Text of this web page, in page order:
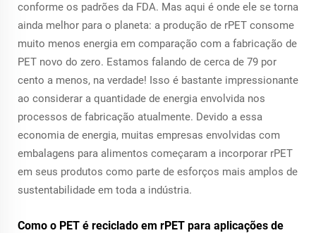
conforme os padrões da FDA. Mas aqui é onde ele se torna
ainda melhor para o planeta: a produção de rPET consome
muito menos energia em comparação com a fabricação de
PET novo do zero. Estamos falando de cerca de 79 por
cento a menos, na verdade! Isso é bastante impressionante
ao considerar a quantidade de energia envolvida nos
processos de fabricação atualmente. Devido a essa
economia de energia, muitas empresas envolvidas com
embalagens para alimentos começaram a incorporar rPET
em seus produtos como parte de esforços mais amplos de
sustentabilidade em toda a indústria.
Como o PET é reciclado em rPET para aplicações de